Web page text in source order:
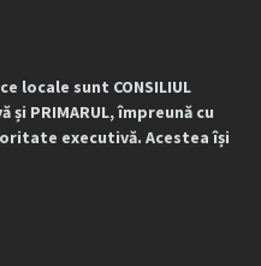
sunt CONSILIUL
PRIMARUL, împreună cu
executivă. Acestea își